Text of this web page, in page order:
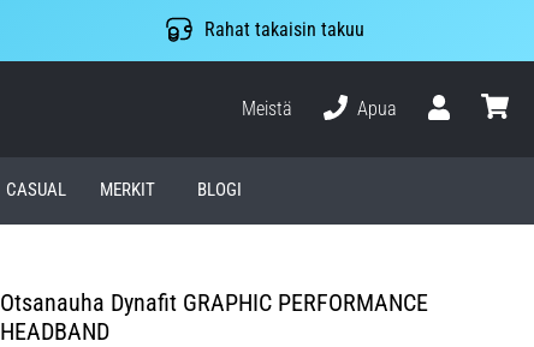
Rahat takaisin takuu
Meistä
Apua
CASUAL MERKIT BLOGI
Otsanauha Dynafit GRAPHIC PERFORMANCE
HEADBAND